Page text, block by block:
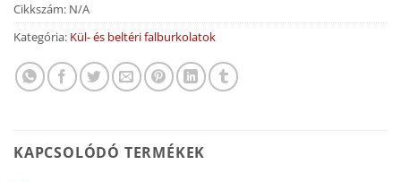
Cikkszám: N/A
Kategória: Kül- és beltéri falburkolatok
KAPCSOLÓDÓ TERMÉKEK